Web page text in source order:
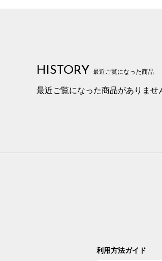
HISTORY 最近ご覧になった商品
最近ご覧になった商品がありませ
利用方法ガイド